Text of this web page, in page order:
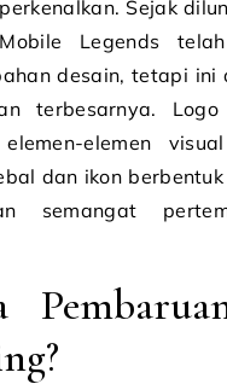
Sejak
Legends
desain, tetapi ini
terbesarnya. Logo
elemen-elemen
dan ikon
semangat